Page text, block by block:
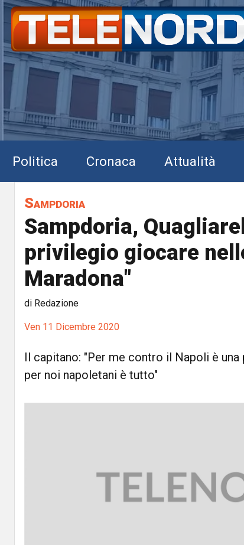
Politica Cronaca Attualità
Sampdoria
Sampdoria,
privilegio giocare
Maradona"
di Redazione
Ven 11 Dicembre 2020
Il capitano: "Per me contro il Napoli è
per noi napoletani è tutto"